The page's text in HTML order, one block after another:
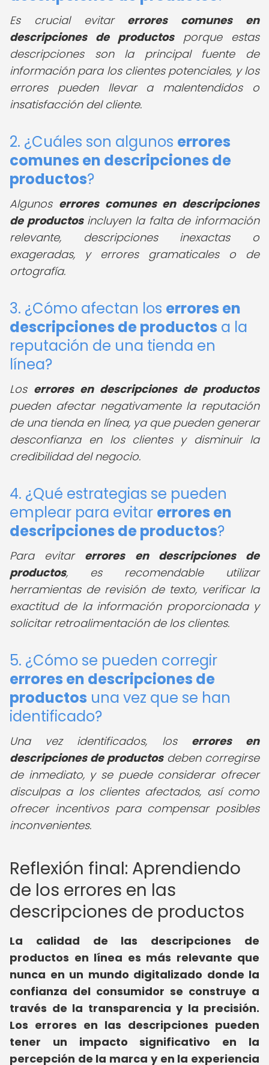
Es crucial evitar errores comunes en
descripciones de productosporque estas
descripciones son la principal fuente de
información para los clientes potenciales, y los
errores pueden llevar a malentendidos o
insatisfacción del cliente.
2. ¿Cuáles son algunos errores
comunes en descripciones de
productos?
Algunos errores comunes en descripciones
de productosincluyen la falta de información
relevante, descripciones inexactas o
exageradas, y errores gramaticales o de
ortografía.
3. ¿Cómo afectan los errores en
descripciones de productos a la
reputación de una tienda en
línea?
Los errores en descripciones de productos
pueden afectar negativamente la reputación
de una tienda en línea, ya que pueden generar
desconfianza en los clientes y disminuir la
credibilidad del negocio.
4. ¿Qué estrategias se pueden
emplear para evitar errores en
descripciones de productos?
Para evitar errores en descripciones de
productos, es recomendable utilizar
herramientas de revisión de texto, verificar la
exactitud de la información proporcionada y
solicitar retroalimentación de los clientes.
5. ¿Cómo se pueden corregir
errores en descripciones de
productos una vez que se han
identificado?
Una vez identificados, los errores en
descripciones de productosdeben corregirse
de inmediato, y se puede considerar ofrecer
disculpas a los clientes afectados, así como
ofrecer incentivos para compensar posibles
inconvenientes.
Reflexión final: Aprendiendo
de los errores en las
descripciones de productos
La calidad de las descripciones de
productos en línea es más relevante que
nunca en un mundo digitalizado donde la
confianza del consumidor se construye a
través de la transparencia y la precisión.
Los errores en las descripciones pueden
tener un impacto significativo en la
percepción de la marca y en la experiencia